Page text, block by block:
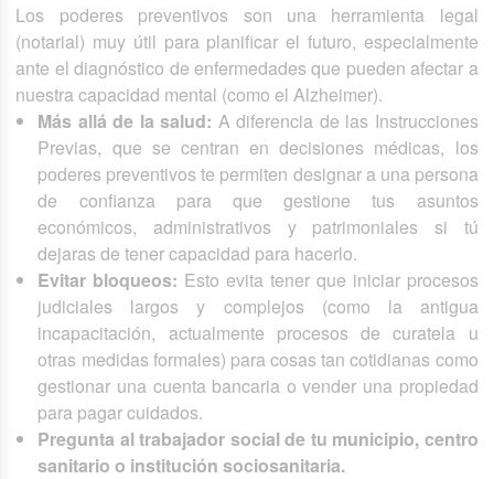
Los poderes preventivos son una herramienta legal
(notarial) muy útil para planificar el futuro, especialmente
ante el diagnóstico de enfermedades que pueden afectar a
nuestra capacidad mental (como el Alzheimer).
Más allá de la salud: A diferencia de las Instrucciones
Previas, que se centran en decisiones médicas, los
poderes preventivos te permiten designar a una persona
de confianza para que gestione tus asuntos
económicos, administrativos y patrimoniales si tú
dejaras de tener capacidad para hacerlo.
Evitar bloqueos: Esto evita tener que iniciar procesos
judiciales largos y complejos (como la antigua
incapacitación, actualmente procesos de curatela u
otras medidas formales) para cosas tan cotidianas como
gestionar una cuenta bancaria o vender una propiedad
para pagar cuidados.
Pregunta al trabajador social de tu municipio, centro
sanitario o institución sociosanitaria.